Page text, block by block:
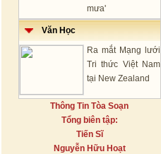
mưa'
Văn Học
Ra mắt Mạng lưới
Tri thức Việt Nam
tại New Zealand
Thông Tin Tòa Soạn
Tổng biên tập:
Tiến Sĩ
Nguyễn Hữu Hoạt